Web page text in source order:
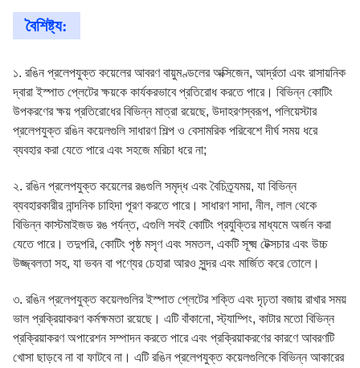
বৈশিষ্ট্য:
১. রঙিন প্রলেপযুক্ত কয়েলের আবরণ বায়ুমণ্ডলের অক্সিজেন, আর্দ্রতা এবং রাসায়নিক
দ্বারা ইস্পাত প্লেটের ক্ষয়কে কার্যকরভাবে প্রতিরোধ করতে পারে। বিভিন্ন কোটিং
উপকরণের ক্ষয় প্রতিরোধের বিভিন্ন মাত্রা রয়েছে, উদাহরণস্বরূপ, পলিয়েস্টার
প্রলেপযুক্ত রঙিন কয়েলগুলি সাধারণ শিল্প ও বেসামরিক পরিবেশে দীর্ঘ সময় ধরে
ব্যবহার করা যেতে পারে এবং সহজে মরিচা ধরে না;
২. রঙিন প্রলেপযুক্ত কয়েলের রঙগুলি সমৃদ্ধ এবং বৈচিত্র্যময়, যা বিভিন্ন
ব্যবহারকারীর নান্দনিক চাহিদা পূরণ করতে পারে। সাধারণ সাদা, নীল, লাল থেকে
বিভিন্ন কাস্টমাইজড রঙ পর্যন্ত, এগুলি সবই কোটিং প্রযুক্তির মাধ্যমে অর্জন করা
যেতে পারে। তদুপরি, কোটিং পৃষ্ঠ মসৃণ এবং সমতল, একটি সূক্ষ্ম টেক্সচার এবং উচ্চ
উজ্জ্বলতা সহ, যা ভবন বা পণ্যের চেহারা আরও সুন্দর এবং মার্জিত করে তোলে।
৩. রঙিন প্রলেপযুক্ত কয়েলগুলির ইস্পাত প্লেটের শক্তি এবং দৃঢ়তা বজায় রাখার সময়
ভাল প্রক্রিয়াকরণ কর্মক্ষমতা রয়েছে। এটি বাঁকানো, স্ট্যাম্পিং, কাটার মতো বিভিন্ন
প্রক্রিয়াকরণ অপারেশন সম্পাদন করতে পারে এবং প্রক্রিয়াকরণের কারণে আবরণটি
খোসা ছাড়বে না বা ফাটবে না। এটি রঙিন প্রলেপযুক্ত কয়েলগুলিকে বিভিন্ন আকারের